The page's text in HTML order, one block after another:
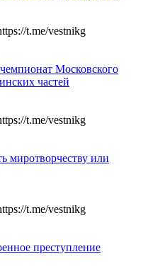
t.me/vestnikg
Московского
частей
t.me/vestnikg
миротворчеству или
t.me/vestnikg
преступление